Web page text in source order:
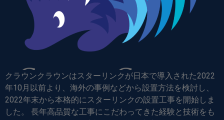
クラウンクラウンはスターリンクが日本で導入された2022
年10月以前より、海外の事例などから設置方法を検討し、
2022年末から本格的にスターリンクの設置工事を開始しま
した。 長年高品質な工事にこだわってきた経験と技術をも